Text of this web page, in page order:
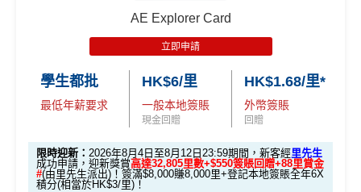
AE Explorer Card
立即申請
學生都批
最低年薪要求
HK$6/里
一般本地簽賬
現金回贈
HK$1.68/里*
外幣簽賬
回贈
限時迎新： 2026年8月4日至8月12日23:59期間，新客經里先生
成功申請，迎新獎賞高達32,805里數+$550簽賬回贈+88里賞金
#(由里先生派出)！簽滿$8,000賺8,000里+登記本地簽賬全年6X
積分(相當於HK$3/里)！